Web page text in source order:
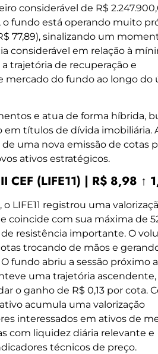
considerável de R$
o fundo está operando muito
77,89), sinalizando um
considerável em relação à
trajetória de recuperação e
mercado do fundo ao longo do
e atua de forma híbrida,
títulos de dívida imobiliária.
uma nova emissão de cotas
ativos estratégicos.
CEF (LIFE11) | R$ 8,98 ↑
LIFE11 registrou uma
coincide com sua máxima de
resistência importante. O
trocando de mãos e
fundo abriu a sessão próximo
uma trajetória
o ganho de R$ 0,13 por cota.
acumula uma valorização
interessados em ativos de
com liquidez diária relevante e
técnicos de preço.